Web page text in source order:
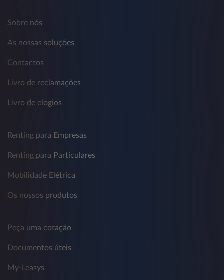
Sobre nós
As nossas soluções
Contactos
Livro de reclamações
Livro de elogios
Renting para Empresas
Renting para Particulares
Mobilidade Elétrica
Os nossos produtos
Peça uma cotação
Documentos úteis
My-Leasys